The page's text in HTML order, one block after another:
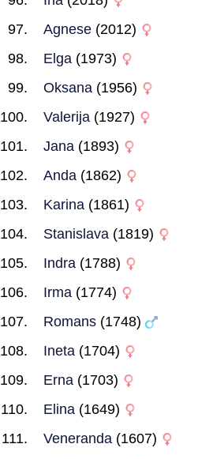
Agnese (2012)
Elga (1973)
Oksana (1956)
Valerija (1927)
Jana (1893)
Anda (1862)
Karina (1861)
Stanislava (1819)
Indra (1788)
Irma (1774)
Romans (1748)
Ineta (1704)
Erna (1703)
Elina (1649)
Veneranda (1607)